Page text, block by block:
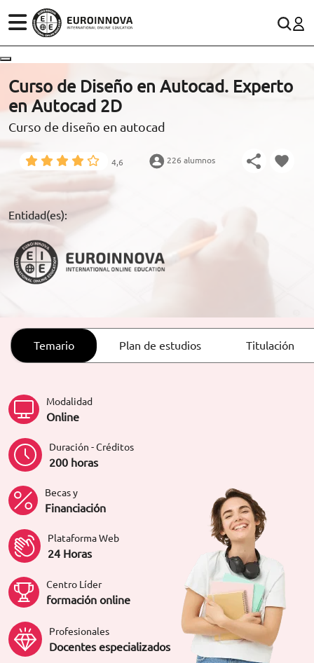
ÁREAS
ESTUDIOS
CONOCE EUROINNOVA
BECAS Y FINANCIACIÓN
RECURSOS EDUCATIVOS
ARTÍCULOS
(+34)958 050 200(gratuito en España)
900 831 200
formacion@euroinnova.com
TRABAJA CON NOSOTROS
Curso de Diseño en Autocad. Experto
en Autocad 2D
Curso de diseño en autocad
4,6 226 alumnos
Entidad(es):
Temario Plan de estudios Titulación
Modalidad
Online
Duración - Créditos
200 horas
Becas y
Financiación
Plataforma Web
24 Horas
Centro Líder
formación online
Profesionales
Docentes especializados